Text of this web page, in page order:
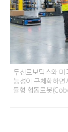
두산로보틱스와 미
능성이 구체화하면
듈형 협동로봇